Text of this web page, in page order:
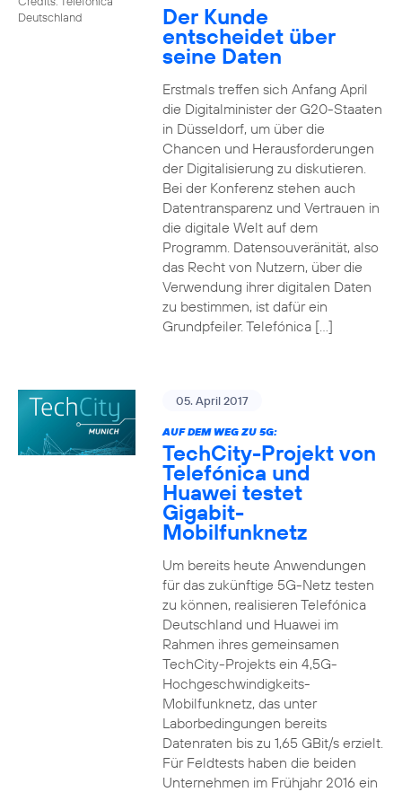
Deutschland
Der Kunde
entscheidet über
seine Daten
Erstmals treffen sich Anfang April
die Digitalminister der G20-Staaten
in Düsseldorf, um über die
Chancen und Herausforderungen
der Digitalisierung zu diskutieren.
Bei der Konferenz stehen auch
Datentransparenz und Vertrauen in
die digitale Welt auf dem
Programm. Datensouveränität, also
das Recht von Nutzern, über die
Verwendung ihrer digitalen Daten
zu bestimmen, ist dafür ein
Grundpfeiler. Telefónica […]
05. April 2017
AUF DEM WEG ZU 5G:
TechCity-Projekt von
Telefónica und
Huawei testet
Gigabit-
Mobilfunknetz
Um bereits heute Anwendungen
für das zukünftige 5G-Netz testen
zu können, realisieren Telefónica
Deutschland und Huawei im
Rahmen ihres gemeinsamen
TechCity-Projekts ein 4,5G-
Hochgeschwindigkeits-
Mobilfunknetz, das unter
Laborbedingungen bereits
Datenraten bis zu 1,65 GBit/s erzielt.
Für Feldtests haben die beiden
Unternehmen im Frühjahr 2016 ein